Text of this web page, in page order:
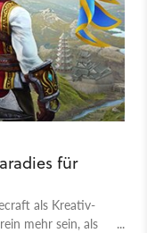
für
als Kreativ-
mehr sein, als